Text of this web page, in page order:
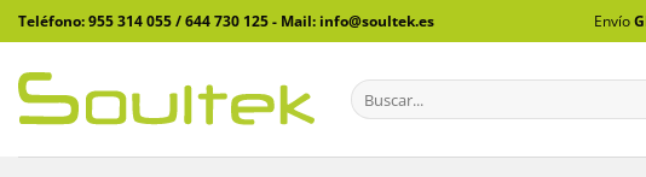
Saltar
al
contenido
Teléfono: 955 314 055 / 644 730 125 - Mail: info@soultek.es Envío
Buscar
por: